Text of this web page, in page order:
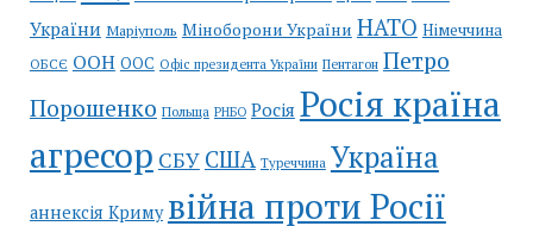
України Маріуполь Міноборони України НАТО Німеччина
ОБСЄ ООН ООС Офіс президента України Пентагон Петро
Порошенко Польща РНБО Росія Росія країна
агресор СБУ США Туреччина Україна
аннексія Криму війна проти Росії